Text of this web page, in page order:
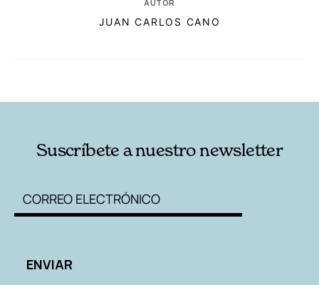
AUTOR
JUAN CARLOS CANO
Suscríbete a nuestro newsletter